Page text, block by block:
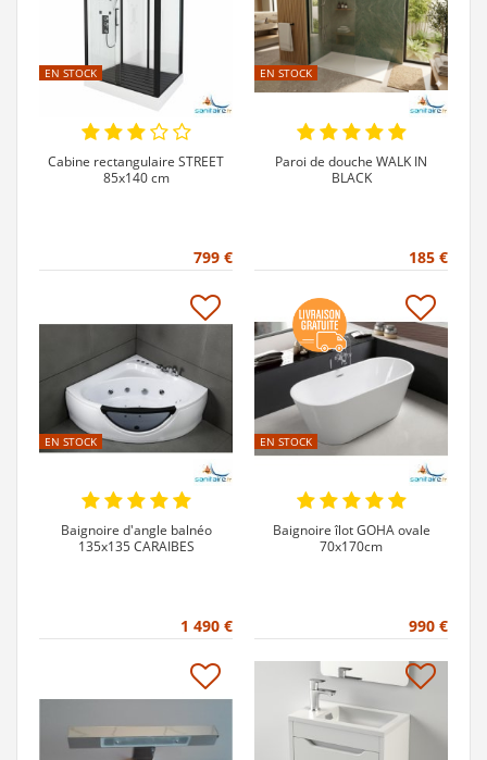
EN STOCK
Cabine rectangulaire STREET
85x140 cm
799 €
EN STOCK
Paroi de douche WALK IN
BLACK
185 €
EN STOCK
Baignoire d'angle balnéo
135x135 CARAIBES
1 490 €
EN STOCK
Baignoire îlot GOHA ovale
70x170cm
990 €